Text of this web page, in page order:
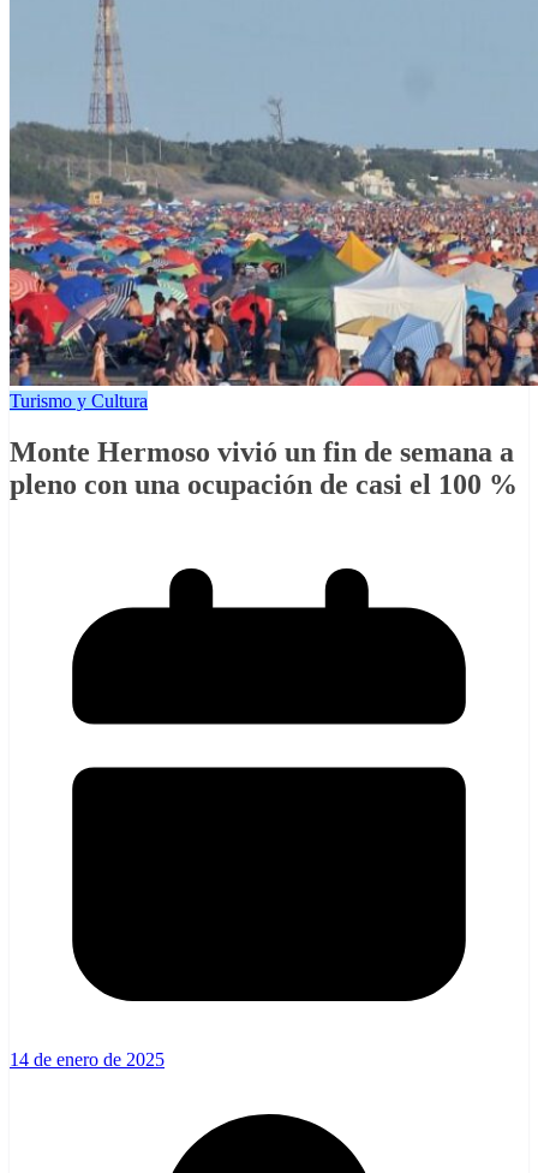
Turismo y Cultura
Monte Hermoso vivió un fin de semana a
pleno con una ocupación de casi el 100 %
14 de enero de 2025